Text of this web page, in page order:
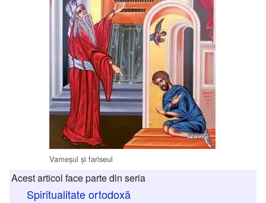
Vameșul și fariseul
Acest articol face parte din seria
Spiritualitate ortodoxă